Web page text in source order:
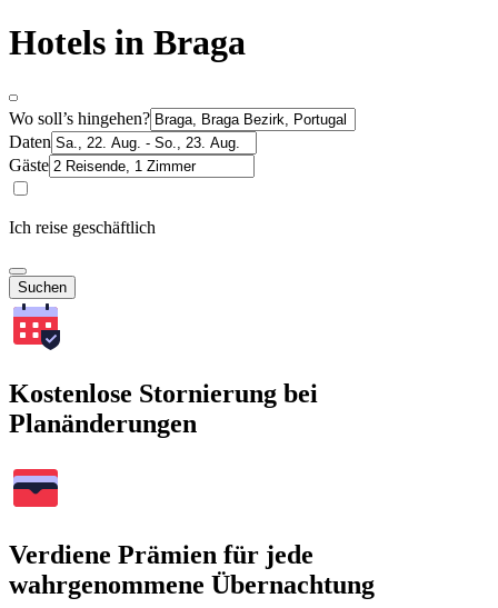
Hotels in Braga
Wo soll’s hingehen?
Daten
Gäste
Ich reise geschäftlich
Suchen
Kostenlose Stornierung bei
Planänderungen
Verdiene Prämien für jede
wahrgenommene Übernachtung